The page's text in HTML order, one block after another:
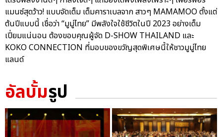
แมนซ์สุดว้าว! แบบจัดเต็ม เต็มคาราเบลจาก สาวๆ MAMAMOO ตั้งแต่
ต้นปีแบบนี้ เชื่อว่า “มูมู่ไทย” มีพลังใจใช้ชีวิตในปี 2023 อย่างเต็ม
เปี่ยมแน่นอน ต้องขอบคุณผู้จัด D-SHOW THAILAND และ
KOKO CONNECTION ที่มอบของขวัญสุดพิเศษนี้ให้ชาวมูมู่ไทย
แลนด์
อัลบั้มรูป